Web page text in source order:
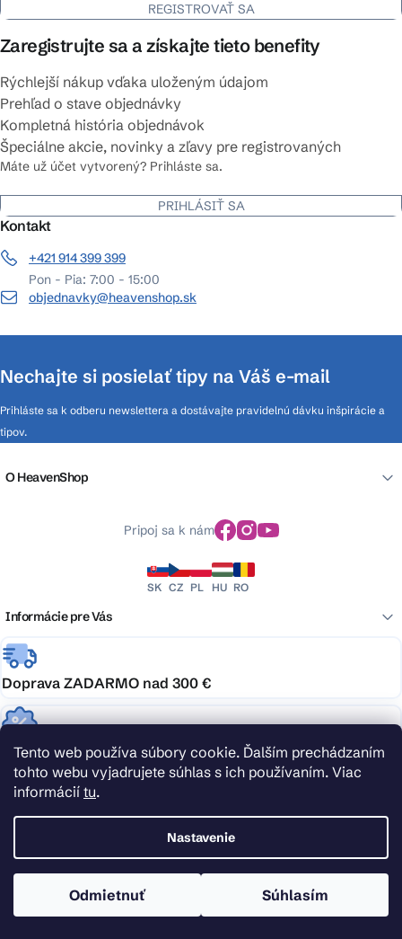
Tento web používa súbory cookie. Ďalším prechádzaním
tohto webu vyjadrujete súhlas s ich používaním. Viac
informácií tu.
Nastavenie
Odmietnuť Súhlasím
REGISTROVAŤ SA
Zaregistrujte sa a získajte tieto benefity
Rýchlejší nákup vďaka uloženým údajom
Prehľad o stave objednávky
Kompletná história objednávok
Špeciálne akcie, novinky a zľavy pre registrovaných
Máte už účet vytvorený? Prihláste sa.
PRIHLÁSIŤ SA
Kontakt
+421 914 399 399
Pon - Pia: 7:00 - 15:00
objednavky@heavenshop.sk
Nechajte si posielať tipy na Váš e-mail
Prihláste sa k odberu newslettera a dostávajte pravidelnú dávku inšpirácie a
tipov.
O HeavenShop
Pripoj sa k nám
SK CZ PL HU RO
Informácie pre Vás
Doprava ZADARMO nad 300 €
Garancia najlepšej ceny
Podpora, na ktorú je spoľahnutie
Doprava zdarma
Nakúpte nad 300 € alebo vyberajte tovar s ikonou dopravy zadarmo a doručenie